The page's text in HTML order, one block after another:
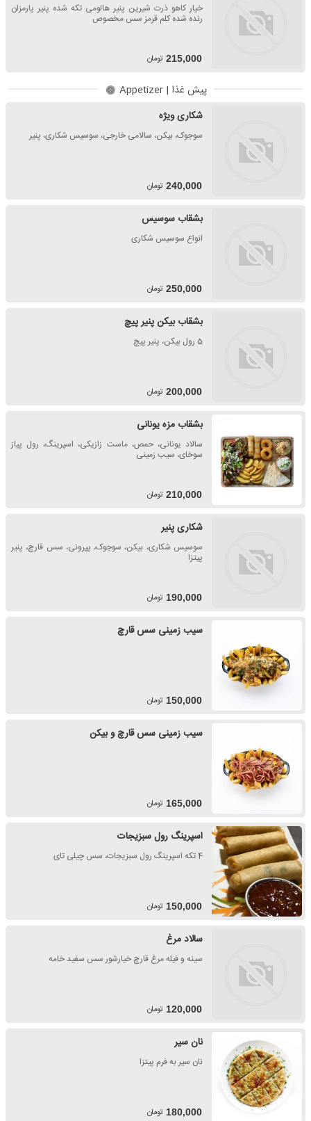
خیار کاهو ذرت شیرین پنیر هالومی تکه شده پنیر پارمزان
رنده شده کلم قرمز سس مخصوص
215,000 تومان
پیش غذا | Appetizer
شکاری ویژه
سوجوک، بیکن، سالامی خارجی، سوسیس شکاری، پنیر
240,000 تومان
بشقاب سوسیس
انواع سوسیس شکاری
250,000 تومان
بشقاب بیکن پنیر پیچ
5 رول بیکن، پنیر پیچ
200,000 تومان
بشقاب مزه یونانی
سالاد یونانی، حمص، ماست زازیکی، اسپرینگ، رول پیاز
سوخای، سیب زمینی
210,000 تومان
شکاری پنیر
سوسیس شکاری، بیکن، سوجوک، پپرونی، سس قارچ، پنیر
پیتزا
190,000 تومان
سیب زمینی سس قارچ
150,000 تومان
سیب زمینی سس قارچ و بیکن
165,000 تومان
اسپرینگ رول سبزیجات
4 تکه اسپرینگ رول سبزیجات، سس چیلی تای
150,000 تومان
سالاد مرغ
سینه و فیله مرغ قارچ خیارشور سس سفید خامه
120,000 تومان
نان سیر
نان سیر به فرم پیتزا
180,000 تومان